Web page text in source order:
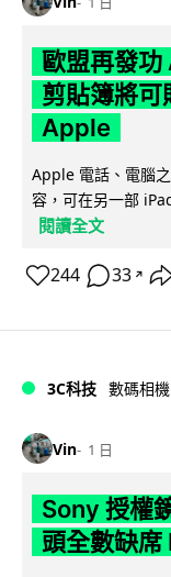
歐盟再發
剪貼簿將可
Apple
Apple 電話、電腦
容，可在另一部
閱讀全文
244 33 ↗
3C科技 數碼相機
Vin 1 日
Sony 授權
頭全數缺席